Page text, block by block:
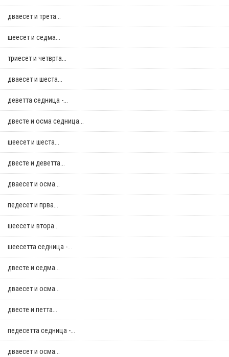
дваесет и трета...
шеесет и седма...
триесет и четврта...
дваесет и шеста...
деветта седница -...
двестe и осма седница...
шеесет и шеста...
двестe и деветта...
дваесет и осма...
педесет и прва...
шеесет и втора...
шеесетта седница -...
двестe и седма...
дваесет и осма...
двестe и петта...
педесетта седница -...
дваесет и осма...